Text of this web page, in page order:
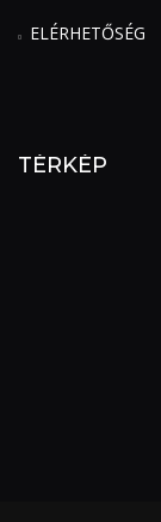
ELÉRHETŐSÉG
TÉRKÉP